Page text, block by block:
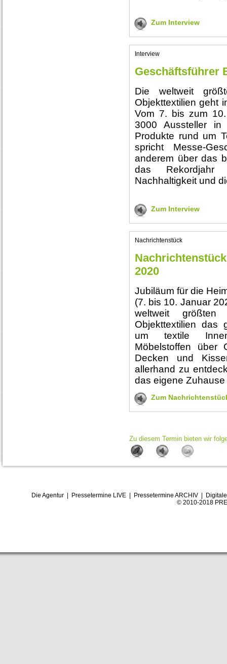
Zum Interview
Interview
Geschäftsführer
Die weltweit
Objekttextilien geht
Vom 7. bis zum
3000 Aussteller in
Produkte rund um
spricht Messe-
anderem über das
das
Nachhaltigkeit und
Zum Interview
Nachrichtenstück
2020
Jubiläum für die
(7. bis 10. Januar
weltweit
Objekttextilien das
um textile
Möbelstoffen über
Decken und
allerhand zu
das eigene
Zum
Zu diesem Termin bieten wir
Die Agentur| Pressetermine LIVE| Pressetermine ARCHIV|
© 2010-2018